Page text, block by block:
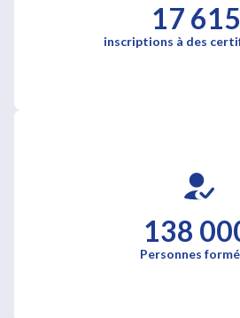
17 615
inscriptions à des
138
Personnes